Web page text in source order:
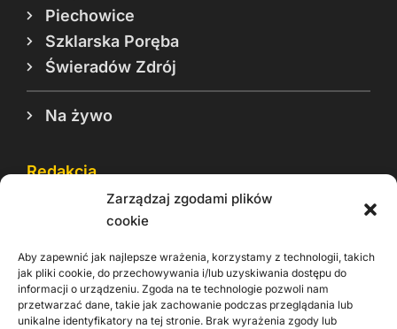
Zarządzaj zgodami plików
cookie
Aby zapewnić jak najlepsze wrażenia, korzystamy z technologii, takich
jak pliki cookie, do przechowywania i/lub uzyskiwania dostępu do
informacji o urządzeniu. Zgoda na te technologie pozwoli nam
przetwarzać dane, takie jak zachowanie podczas przeglądania lub
unikalne identyfikatory na tej stronie. Brak wyrażenia zgody lub
Piechowice
Szklarska Poręba
Świeradów Zdrój
Na żywo
Redakcja
Reklama
Rodo
Kontakt